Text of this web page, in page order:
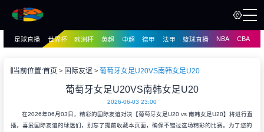
播
足球直播 世界杯 欧洲杯 英超 中超 德甲 法甲 篮球直播 NBA CBA
当前位置:首页 国际友谊 葡萄牙女足U20VS南韩女足U20
葡萄牙女足U20VS南韩女足U20
2026-06-03 23:00
在2026年06月03日，精彩的国际友谊对决【葡萄牙女足U20 vs 南韩女足U20】将进行直
播。喜爱国际友谊的球迷们，别忘了提前收藏本页面，确保不错过这场精彩的比赛。为了您的